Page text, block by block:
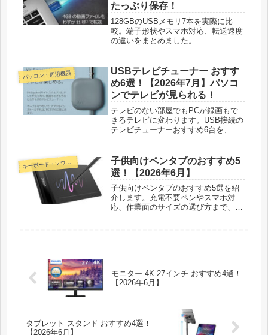
たっぷり保存！
128GBのUSBメモリ7本を実際に比
較。端子形状やスマホ対応、転送速度
の違いをまとめました。
パソコン・周辺機器
USBテレビチューナー おすす
め6選！【2026年7月】パソコ
ンでテレビが見られる！
テレビのない部屋でもPCが録画もで
きるテレビに変わります。USB接続の
テレビチューナーおすすめ6台を、映
キーボード・マウス・入力機器
子供向けペンタブのおすすめ5
選！【2026年6月】
子供向けペンタブのおすすめ5選を紹
介します。充電不要ペンやスマホ対
応、作業面のサイズの選び方まで、実
モニター 4K 27インチ おすすめ4選！
【2026年6月】
タブレット スタンド おすすめ4選！
【2026年6月】